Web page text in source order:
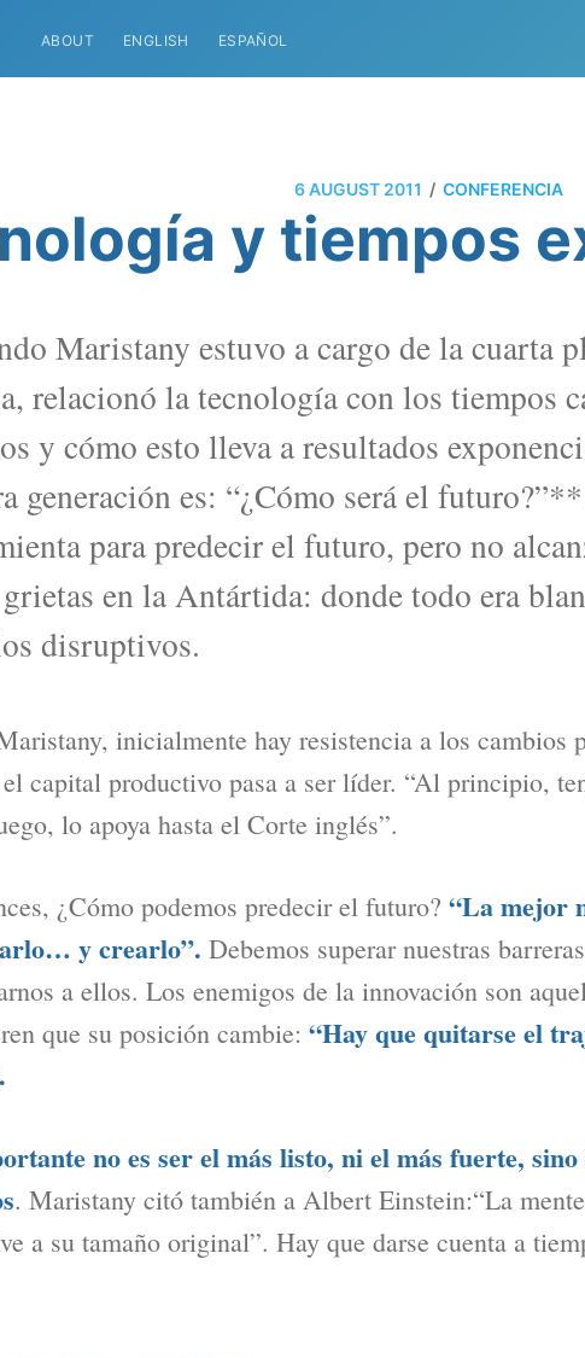
ABOUT ENGLISH ESPAÑOL
6 AUGUST 2011 / CONFERENCIA
y tiempos
Maristany estuvo a cargo de la cuarta
relacionó la tecnología con los tiempos
y cómo esto lleva a resultados
generación es: “¿Cómo será el
para predecir el futuro, pero no
en la Antártida: donde todo era
disruptivos.
inicialmente hay resistencia a los cambios
capital productivo pasa a ser líder. “Al principio,
lo apoya hasta el Corte inglés”.
¿Cómo podemos predecir el futuro? “La mejor
y crearlo”. Debemos superar nuestras
a ellos. Los enemigos de la innovación son
que su posición cambie: “Hay que quitarse el
no es ser el más listo, ni el más fuerte,
. Maristany citó también a Albert Einstein:“La
a su tamaño original”. Hay que darse cuenta a